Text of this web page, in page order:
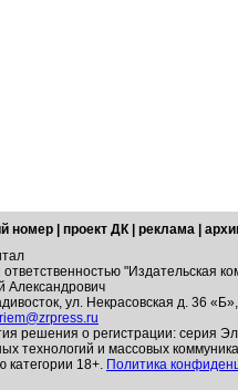
номер проект ДК реклама
"Издательская
Александрович
ул. Некрасовская д. 36
решения о регистрации: серия
технологий и массовых
18+. Политика